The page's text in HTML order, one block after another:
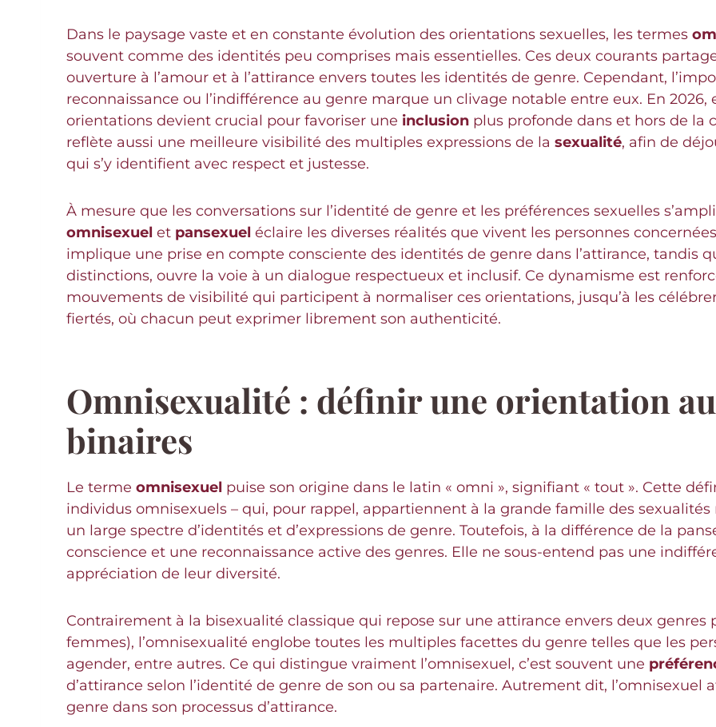
Dans le paysage vaste et en constante évolution des orientations sexuelles, les termes
souvent comme des identités peu comprises mais essentielles. Ces deux courants
ouverture à l’amour et à l’attirance envers toutes les identités de genre. Cependant,
reconnaissance ou l’indifférence au genre marque un clivage notable entre eux. En
orientations devient crucial pour favoriser une inclusion plus profonde dans et hors de la
reflète aussi une meilleure visibilité des multiples expressions de la sexualité, afin de
qui s’y identifient avec respect et justesse.
À mesure que les conversations sur l’identité de genre et les préférences sexuelles
omnisexuel et pansexuel éclaire les diverses réalités que vivent les personnes
implique une prise en compte consciente des identités de genre dans l’attirance, tandis
distinctions, ouvre la voie à un dialogue respectueux et inclusif. Ce dynamisme est
mouvements de visibilité qui participent à normaliser ces orientations, jusqu’à les
fiertés, où chacun peut exprimer librement son authenticité.
Omnisexualité : définir une orientation
binaires
Le terme omnisexuel puise son origine dans le latin « omni », signifiant « tout ». Cette
individus omnisexuels – qui, pour rappel, appartiennent à la grande famille des
un large spectre d’identités et d’expressions de genre. Toutefois, à la différence de la
conscience et une reconnaissance active des genres. Elle ne sous-entend pas une
appréciation de leur diversité.
Contrairement à la bisexualité classique qui repose sur une attirance envers deux
femmes), l’omnisexualité englobe toutes les multiples facettes du genre telles que les
agender, entre autres. Ce qui distingue vraiment l’omnisexuel, c’est souvent une
d’attirance selon l’identité de genre de son ou sa partenaire. Autrement dit,
genre dans son processus d’attirance.